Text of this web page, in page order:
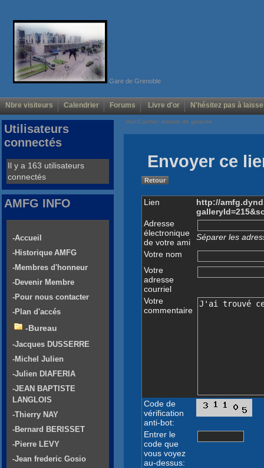
Gare de Grenoble
Nbre visiteurs Calendrier Forums Livre d'or N'hésitez pas à
Voir/Cacher menus de gauche
Envoyer ce
Retour
Lien
http://
Adresse
électronique
de votre ami
Séparer les
Votre nom
Votre
adresse
courriel
Votre
commentaire
Code de
vérification
anti-bot:
Entrer le
code que
vous voyez
au-dessus:
Utilisateurs
connectés
Il y a 163 utilisateurs
connectés
AMFG INFO
-Accueil
-Historique AMFG
-Membres d'honneur
-Devenir Membre
-Pour nous contacter
-Plan d'accés
-Bureau
-Jacques DUSSERRE
-Michel Julien
-Julien DIAFERIA
-JEAN BAPTISTE
LANGLOIS
-Thierry NAY
-Bernard BERISSET
-Pierre LEVY
-Jean frederic Gosio